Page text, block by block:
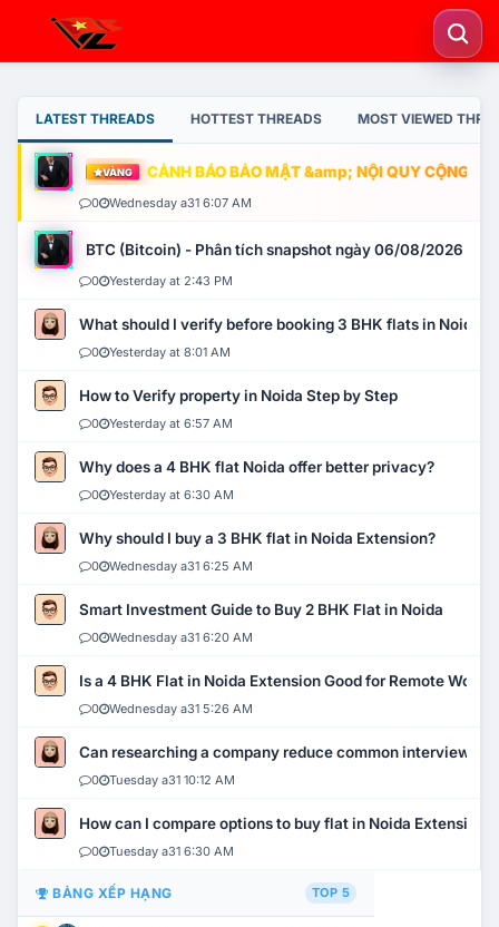
LATEST THREADS HOTTEST THREADS MOST VIEWED
VÀNG CẢNH BÁO BẢO MẬT &amp; NỘI QUY CỘNG
0 Wednesday a31 6:07 AM
BTC (Bitcoin) - Phân tích snapshot ngày 06/08/2026
0 Yesterday at 2:43 PM
What should I verify before booking 3 BHK flats in Noida?
0 Yesterday at 8:01 AM
How to Verify property in Noida Step by Step
0 Yesterday at 6:57 AM
Why does a 4 BHK flat Noida offer better privacy?
0 Yesterday at 6:30 AM
Why should I buy a 3 BHK flat in Noida Extension?
0 Wednesday a31 6:25 AM
Smart Investment Guide to Buy 2 BHK Flat in Noida
0 Wednesday a31 6:20 AM
Is a 4 BHK Flat in Noida Extension Good for Remote Work?
0 Wednesday a31 5:26 AM
Can researching a company reduce common interview
0 Tuesday a31 10:12 AM
How can I compare options to buy flat in Noida Extension?
0 Tuesday a31 6:30 AM
BẢNG XẾP HẠNG TOP 5